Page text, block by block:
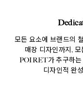
모든 요소에 브랜드의
매장 디자인까지,
POIRET가 추구하는
디자인적 완